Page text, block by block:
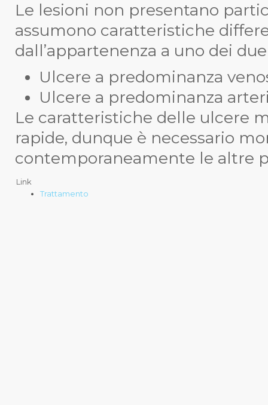
Le lesioni non presentano
assumono caratteristiche
dall’appartenenza a uno dei
Ulcere a predominanza
Ulcere a predominanza
Le caratteristiche delle ulcere
rapide, dunque è necessario
contemporaneamente le altre
Link
Trattamento